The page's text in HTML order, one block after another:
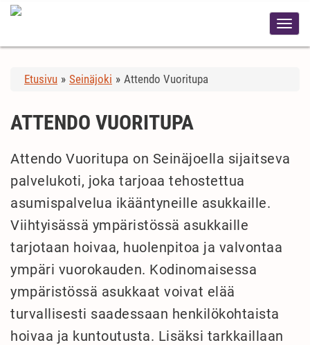
Etusivu » Seinäjoki » Attendo Vuoritupa
ATTENDO VUORITUPA
Attendo Vuoritupa on Seinäjoella sijaitseva
palvelukoti, joka tarjoaa tehostettua
asumispalvelua ikääntyneille asukkaille.
Viihtyisässä ympäristössä asukkaille
tarjotaan hoivaa, huolenpitoa ja valvontaa
ympäri vuorokauden. Kodinomaisessa
ympäristössä asukkaat voivat elää
turvallisesti saadessaan henkilökohtaista
hoivaa ja kuntoutusta. Lisäksi tarkkaillaan